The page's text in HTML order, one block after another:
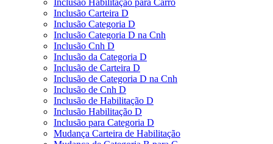
Inclusão Carteira D
Inclusão Categoria D
Inclusão Categoria D na Cnh
Inclusão Cnh D
Inclusão da Categoria D
Inclusão de Carteira D
Inclusão de Categoria D na Cnh
Inclusão de Cnh D
Inclusão de Habilitação D
Inclusão Habilitação D
Inclusão para Categoria D
Mudança Carteira de Habilitação